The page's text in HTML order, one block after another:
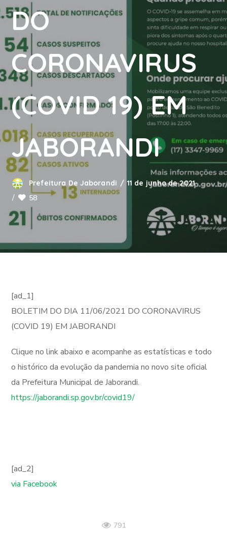
DO
CORONAVIRUS
(COVID 19) EM
JABORANDI
Prefeitura De Jaborandi 11 de junho de 2021
58
[ad_1]
BOLETIM DO DIA 11/06/2021 DO CORONAVIRUS
(COVID 19) EM JABORANDI
Clique no link abaixo e acompanhe as estatísticas e todo
o histórico da evolução da pandemia no novo site oficial
da Prefeitura Municipal de Jaborandi.
https://jaborandi.sp.gov.br/covid19/
[ad_2]
via Facebook
791